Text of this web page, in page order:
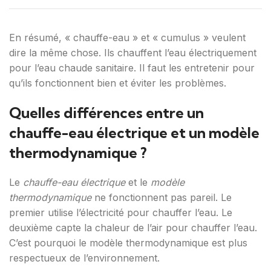
En résumé, « chauffe-eau » et « cumulus » veulent
dire la même chose. Ils chauffent l’eau électriquement
pour l’eau chaude sanitaire. Il faut les entretenir pour
qu’ils fonctionnent bien et éviter les problèmes.
Quelles différences entre un
chauffe-eau électrique et un modèle
thermodynamique ?
Le chauffe-eau électriqueet le modèle
thermodynamiquene fonctionnent pas pareil. Le
premier utilise l’électricité pour chauffer l’eau. Le
deuxième capte la chaleur de l’air pour chauffer l’eau.
C’est pourquoi le modèle thermodynamique est plus
respectueux de l’environnement.